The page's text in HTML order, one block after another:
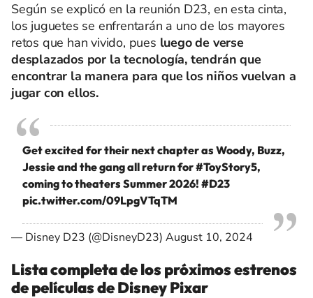
Según se explicó en la reunión D23, en esta cinta,
los juguetes se enfrentarán a uno de los mayores
retos que han vivido, pues luego de verse
desplazados por la tecnología, tendrán que
encontrar la manera para que los niños vuelvan a
jugar con ellos.
Get excited for their next chapter as Woody, Buzz,
Jessie and the gang all return for#ToyStory5,
coming to theaters Summer 2026! #D23
pic.twitter.com/09LpgVTqTM
— Disney D23 (@DisneyD23) August 10, 2024
Lista completa de los próximos estrenos
de películas de Disney Pixar